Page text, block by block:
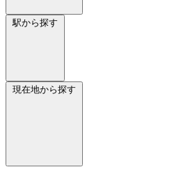
駅から探す
現在地から探す